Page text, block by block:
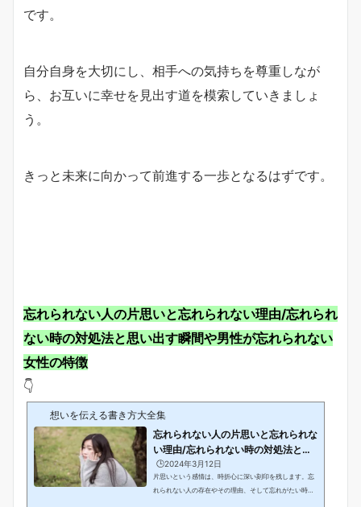
です。
自分自身を大切にし、相手への気持ちを尊重しなが
ら、お互いに幸せを見出す道を模索していきましょ
う。
きっと未来に向かって前進する一歩となるはずです。
忘れられない人の片思いと忘れられない理由/忘れられ
ない時の対処法と思い出す瞬間や男性が忘れられない
女性の特徴
👇
想いを伝える書き方大全集
忘れられない人の片思いと忘れられな
い理由/忘れられない時の対処法と思
い出す瞬間...
🕒️2024年3月12日
片思いという感情は、時折心に深い刻印を残します。忘
れられない人の存在やその理由、そして忘れがたい時の